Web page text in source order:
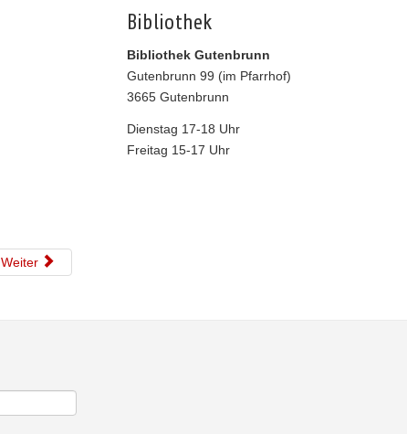
Weiter
Bibliothek
Bibliothek Gutenbrunn
Gutenbrunn 99 (im Pfarrhof)
3665 Gutenbrunn
Dienstag 17-18 Uhr
Freitag 15-17 Uhr